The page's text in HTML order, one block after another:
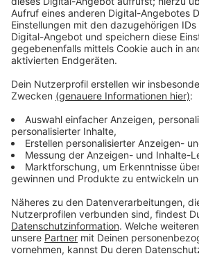
Serienmörder und eine
blickt Martina Schobesberger
spektakulärsten Kriminalfälle der
zurück. Die spannendsten